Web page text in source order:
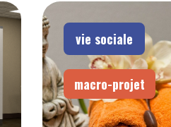
vie sociale
macro-projet